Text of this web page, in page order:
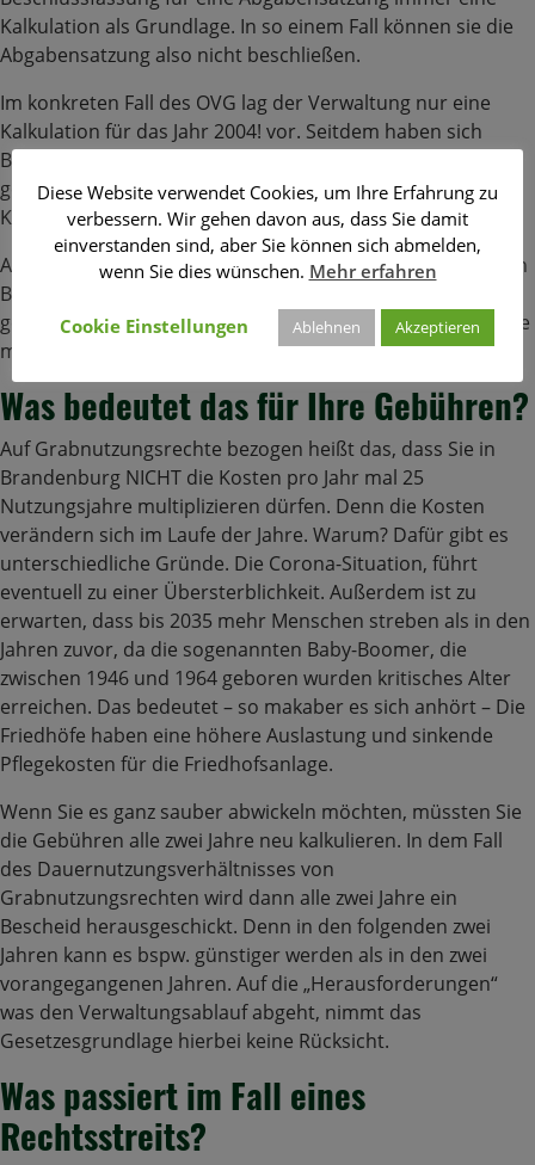
Kalkulation als Grundlage. In so einem Fall können sie die
Abgabensatzung also nicht beschließen.
Im konkreten Fall des OVG lag der Verwaltung nur eine
Kalkulation für das Jahr 2004! vor. Seitdem haben sich
Bundesgesetz (SGB VIII) und Landesgesetze erheblich
geändert, was ihren Einfluss auf die
Kalkulationsgrundlagen angeht.
Auch das Verwaltungsgericht Cottbus (VG 6 L 151/16
) ist in
Bezug auf die Friedhofsgebühren zu folgendem Urteil
gekommen: Für sie gilt: Leistungs- und Kalkulationsperiode
müssen deckungsgleich sein.
Was bedeutet das für Ihre Gebühren?
Auf Grabnutzungsrechte bezogen heißt das, dass Sie in
Brandenburg NICHT die Kosten pro Jahr mal 25
Nutzungsjahre multiplizieren dürfen. Denn die Kosten
verändern sich im Laufe der Jahre. Warum? Dafür gibt es
unterschiedliche Gründe. Die Corona-Situation, führt
eventuell zu einer Übersterblichkeit. Außerdem ist zu
erwarten, dass bis 2035 mehr Menschen streben als in den
Jahren zuvor, da die sogenannten Baby-Boomer, die
zwischen 1946 und 1964 geboren wurden kritisches Alter
erreichen. Das bedeutet – so makaber es sich anhört – Die
Friedhöfe haben eine höhere Auslastung und sinkende
Pflegekosten für die Friedhofsanlage.
Wenn Sie es ganz sauber abwickeln möchten, müssten Sie
die Gebühren alle zwei Jahre neu kalkulieren. In dem Fall
des Dauernutzungsverhältnisses von
Grabnutzungsrechten wird dann alle zwei Jahre ein
Bescheid herausgeschickt. Denn in den folgenden zwei
Jahren kann es bspw. günstiger werden als in den zwei
vorangegangenen Jahren. Auf die „Herausforderungen“
was den Verwaltungsablauf abgeht, nimmt das
Gesetzesgrundlage hierbei keine Rücksicht.
Was passiert im Fall eines
Rechtsstreits?
Diese Website verwendet Cookies, um Ihre Erfahrung zu
verbessern. Wir gehen davon aus, dass Sie damit
einverstanden sind, aber Sie können sich abmelden,
wenn Sie dies wünschen. Mehr erfahren
Cookie Einstellungen Ablehnen Akzeptieren